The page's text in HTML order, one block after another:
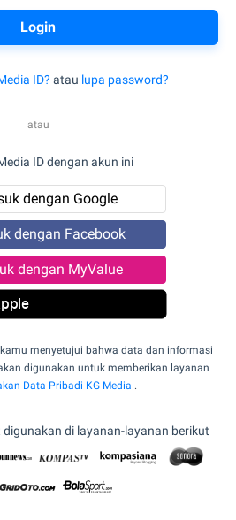
ID? atau lupa password?
atau
ID dengan akun ini
dengan Google
dengan Facebook
dengan MyValue
kamu menyetujui bahwa data dan informasi
digunakan untuk memberikan layanan
Data Pribadi KG Media .
digunakan di layanan-layanan berikut